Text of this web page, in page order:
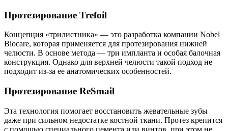
Протезирование Trefoil
Концепция «трилистника» — это разработка компании Nobel
Biocare, которая применяется для протезирования нижней
челюсти. В основе метода — три импланта и особая балочная
конструкция. Однако для верхней челюсти такой подход не
подходит из-за ее анатомических особенностей.
Протезирование ReSmail
Эта технология помогает восстановить жевательные зубы
даже при сильном недостатке костной ткани. Протез крепится
с помощью специального цемента или винтов, при этом не